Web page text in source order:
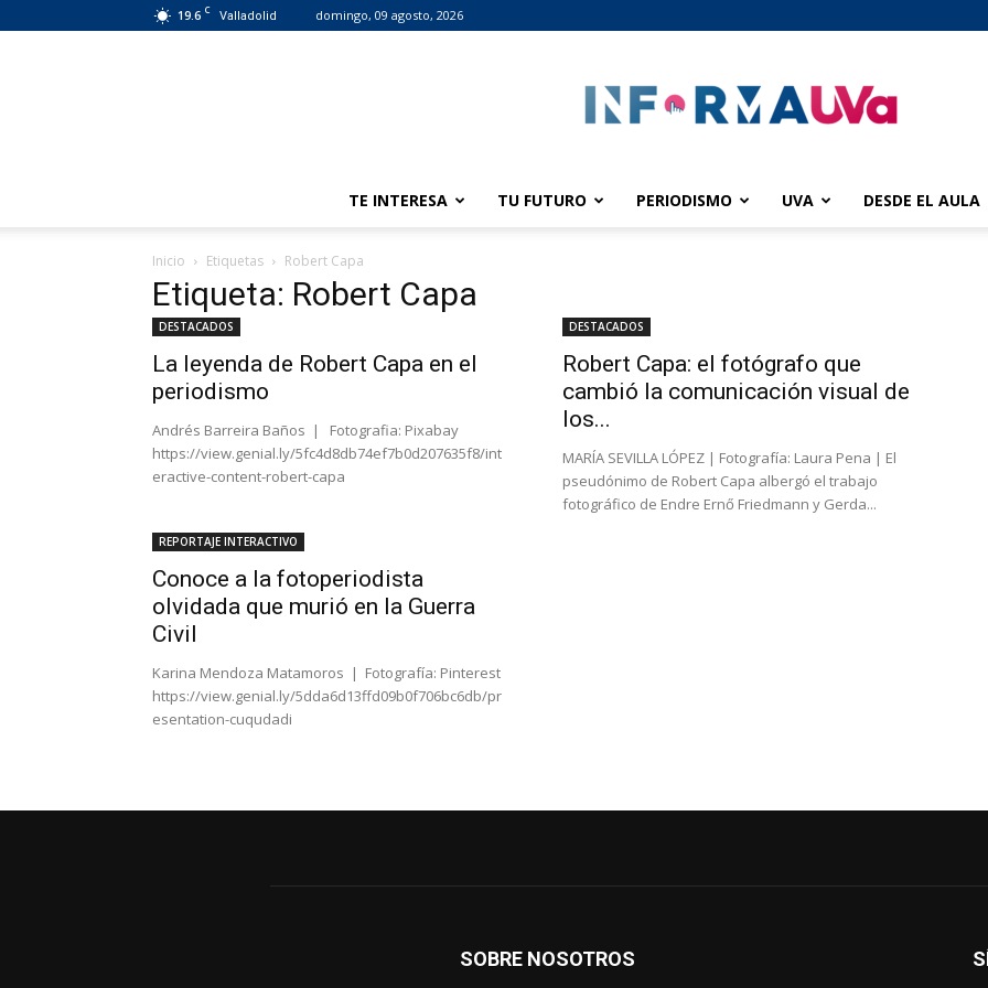
19.6 C Valladolid domingo, 09 agosto, 2026
informaUVA
TE INTERESA TU FUTURO PERIODISMO UVA DESDE EL AULA
Inicio Etiquetas Robert Capa
Etiqueta: Robert Capa
DESTACADOS
La leyenda de Robert Capa en el
periodismo
Andrés Barreira Baños | Fotografia: Pixabay
https://view.genial.ly/5fc4d8db74ef7b0d207635f8/int
eractive-content-robert-capa
DESTACADOS
Robert Capa: el fotógrafo que
cambió la comunicación visual de
los...
MARÍA SEVILLA LÓPEZ | Fotografía: Laura Pena | El
pseudónimo de Robert Capa albergó el trabajo
fotográfico de Endre Ernő Friedmann y Gerda...
REPORTAJE INTERACTIVO
Conoce a la fotoperiodista
olvidada que murió en la Guerra
Civil
Karina Mendoza Matamoros | Fotografía: Pinterest
https://view.genial.ly/5dda6d13ffd09b0f706bc6db/pr
esentation-cuqudadi
SOBRE NOSOTROS